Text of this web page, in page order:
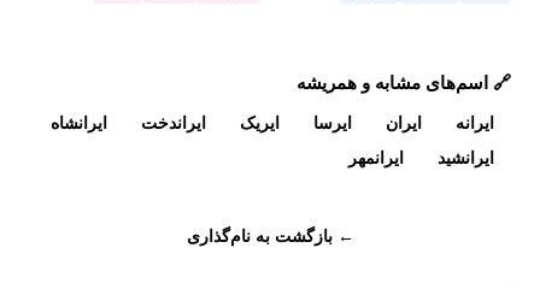
🔗 اسم‌های مشابه و همریشه
ایرانه ایران ایرسا ایریک ایراندخت
ایرانشاه
ایرانشید
ایرانمهر
← بازگشت به نام‌گذاری